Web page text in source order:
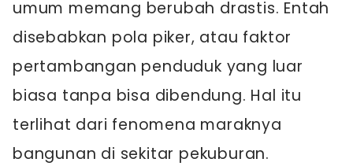
umum memang berubah drastis. Entah
disebabkan pola piker, atau faktor
pertambangan penduduk yang luar
biasa tanpa bisa dibendung. Hal itu
terlihat dari fenomena maraknya
bangunan di sekitar pekuburan.